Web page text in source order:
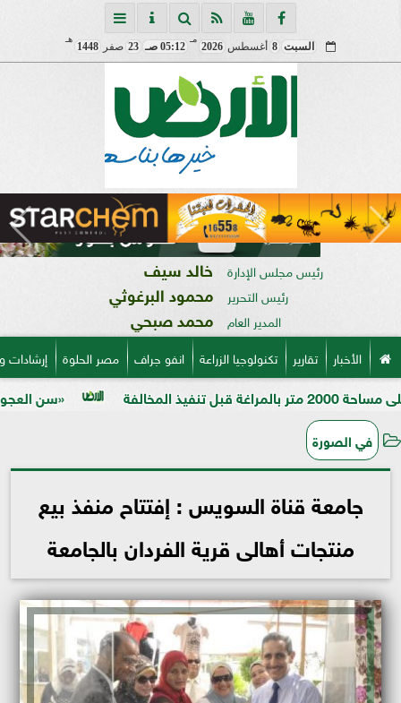
السبت 8 أغسطس 2026
مـ
05:12 صـ 23 صفر 1448
هـ
رئيس مجلس الإدارة خالد سيف
رئيس التحرير محمود البرغوثي
المدير العام محمد صبحي
الأخبار تقارير تكنولوجيا الزراعة انفو جراف مصر الحلوة
«سن العجوز» في
في الصورة
جامعة قناة السويس : إفتتاح منفذ بيع
منتجات أهالى قرية الفردان بالجامعة